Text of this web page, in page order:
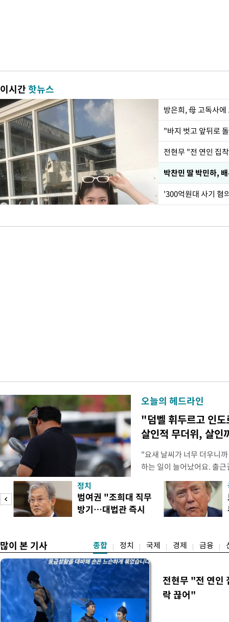
이시간핫뉴스
방은희, 母 고독사
전현무 "전 연인 집
'300억원대 사기 혐
오늘의 헤드라인
"덤벨 휘두르고 인도
살인적 무더위, 살인
"요새 날씨가 너무 더우니
하는 일이 늘어났어요. 출
거나, 누가 길을 막고 서
(40대 직장인 A씨) 유례없
에도 쉽게 짜증을 내거나
있다. 높은 기온과 습도가
정치
범여권 "조희대 직무
방기…대법관 즉시
많이 본 기사 종합 정치 국제 경제 금융
전현무 "전 연인
락 끊어"